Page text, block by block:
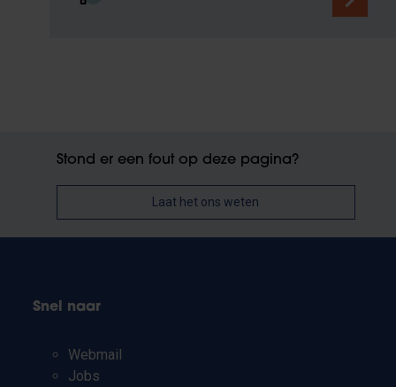
Stond er een fout op deze pagina?
Laat het ons weten
Snel naar
Webmail
Jobs